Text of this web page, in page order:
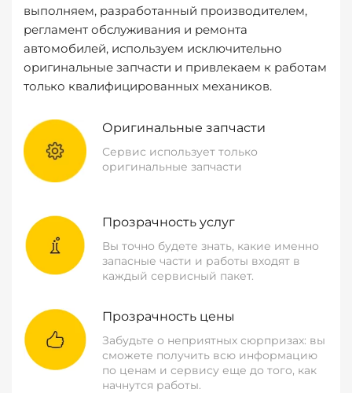
выполняем, разработанный производителем,
регламент обслуживания и ремонта
автомобилей, используем исключительно
оригинальные запчасти и привлекаем к работам
только квалифицированных механиков.
Оригинальные запчасти
Сервис использует только
оригинальные запчасти
Прозрачность услуг
Вы точно будете знать, какие именно
запасные части и работы входят в
каждый сервисный пакет.
Прозрачность цены
Забудьте о неприятных сюрпризах: вы
сможете получить всю информацию
по ценам и сервису еще до того, как
начнутся работы.